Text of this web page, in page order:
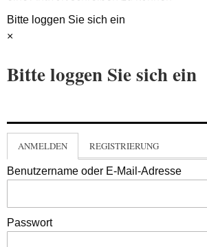
Bitte loggen Sie sich ein
×
Bitte loggen Sie sich ein
ANMELDEN REGISTRIERUNG
Benutzername oder E-Mail-Adresse
Passwort